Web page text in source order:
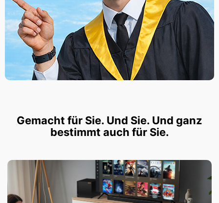
Gemacht für Sie. Und Sie. Und ganz
bestimmt auch für Sie.